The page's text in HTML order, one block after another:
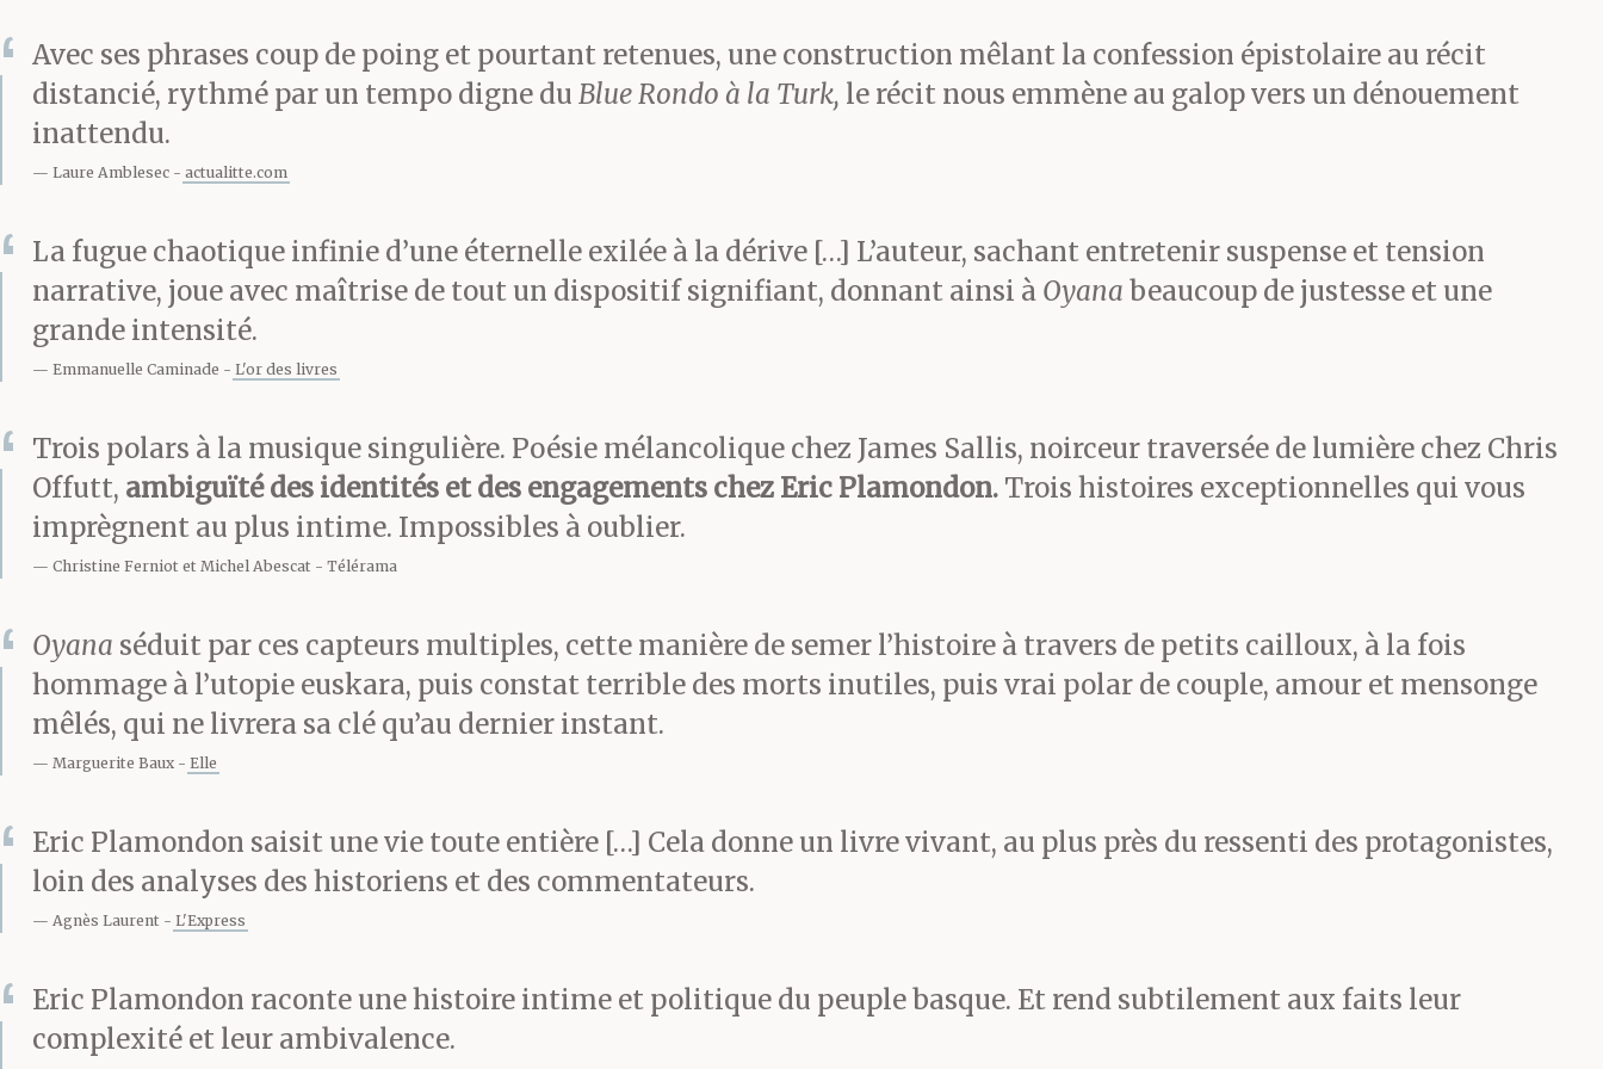
volant de la Fiat laisse tourner le moteur. La
luxueuse Dodge Dart approche. Au moment où elle
atteint la zone fatidique, Iban donne le signal, Mika
active le détonateur et la force de l’explosion fait
s’envoler vers le ciel le Premier ministre, son garde
du corps et son chauffeur. Le souffle est si puissant
que la voiture blindée est projetée à trente mètres
dans les airs au-dessus d’un immeuble et s’écrase
dans la cour intérieure du couvent voisin.
La poussière n’est pas encore retombée que Jon,
Mika et Iban sont déjà loin. Carrero Blanco agonise,
Au même moment, alors qu’ETA vient de
réaliser l’attentat le plus spectaculaire de son
Avec ses phrases coup de poing et pourtant retenues, une construction mêlant la confession épistolaire au récit
distancié, rythmé par un tempo digne du Blue Rondo à la Turk, le récit nous emmène au galop vers un dénouement
inattendu.
Laure Amblesec actualitte.com
La fugue chaotique infinie d’une éternelle exilée à la dérive […] L’auteur, sachant entretenir suspense et tension
narrative, joue avec maîtrise de tout un dispositif signifiant, donnant ainsi à Oyana beaucoup de justesse et une
grande intensité.
Emmanuelle Caminade L'or des livres
Trois polars à la musique singulière. Poésie mélancolique chez James Sallis, noirceur traversée de lumière chez Chris
Offutt, ambiguïté des identités et des engagements chez Eric Plamondon. Trois histoires exceptionnelles qui vous
imprègnent au plus intime. Impossibles à oublier.
Christine Ferniot et Michel Abescat Télérama
Oyana séduit par ces capteurs multiples, cette manière de semer l’histoire à travers de petits cailloux, à la fois
hommage à l’utopie euskara, puis constat terrible des morts inutiles, puis vrai polar de couple, amour et mensonge
mêlés, qui ne livrera sa clé qu’au dernier instant.
Marguerite Baux Elle
Eric Plamondon saisit une vie toute entière […] Cela donne un livre vivant, au plus près du ressenti des protagonistes,
loin des analyses des historiens et des commentateurs.
Agnès Laurent L'Express
Eric Plamondon raconte une histoire intime et politique du peuple basque. Et rend subtilement aux faits leur
complexité et leur ambivalence.